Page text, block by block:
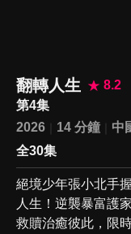
翻轉人生
8.2
第4集
2026
14 分鐘 中
全30集
絕境少年張小北手
人生！逆襲暴富護
救贖治癒彼此，限